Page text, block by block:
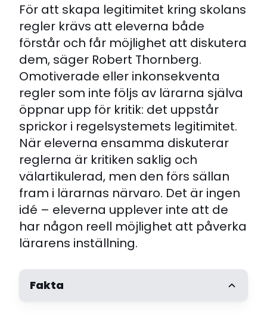
För att skapa legitimitet kring skolans
regler krävs att eleverna både
förstår och får möjlighet att diskutera
dem, säger Robert Thornberg.
Omotiverade eller inkonsekventa
regler som inte följs av lärarna själva
öppnar upp för kritik: det uppstår
sprickor i regelsystemets legitimitet.
När eleverna ensamma diskuterar
reglerna är kritiken saklig och
välartikulerad, men den förs sällan
fram i lärarnas närvaro. Det är ingen
idé – eleverna upplever inte att de
har någon reell möjlighet att påverka
lärarens inställning.
Fakta